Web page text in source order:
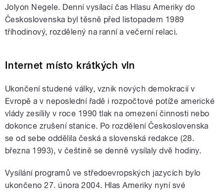
Jolyon Negele. Denní vysílací čas Hlasu Ameriky do
Československa byl těsně před listopadem 1989
tříhodinový, rozdělený na ranní a večerní relaci.
Internet místo krátkých vln
Ukončení studené války, vznik nových demokracií v
Evropě a v neposlední řadě i rozpočtové potíže americké
vlády zesílily v roce 1990 tlak na omezení činnosti nebo
dokonce zrušení stanice. Po rozdělení Československa
se od sebe oddělila česká a slovenská redakce (28.
března 1993), v češtině se denně vysílaly dvě hodiny.
Vysílání programů ve středoevropských jazycích bylo
ukončeno 27. února 2004. Hlas Ameriky nyní své